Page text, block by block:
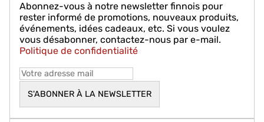
Abonnez-vous à notre newsletter finnois pour
rester informé de promotions, nouveaux produits,
événements, idées cadeaux, etc. Si vous voulez
vous désabonner, contactez-nous par e-mail.
Politique de confidentialité